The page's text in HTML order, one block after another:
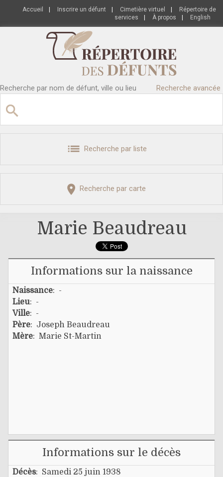
Accueil Inscrire un défunt Cimetière virtuel
Répertoire de
services
À propos English
Recherche par nom de défunt, ville ou lieu Recherche avancée
Recherche par liste
Recherche par carte
Marie Beaudreau
Informations sur la naissance
Naissance: -
Lieu: -
Ville: -
Père: Joseph Beaudreau
Mère: Marie St-Martin
Informations sur le décès
Décès: Samedi 25 juin 1938